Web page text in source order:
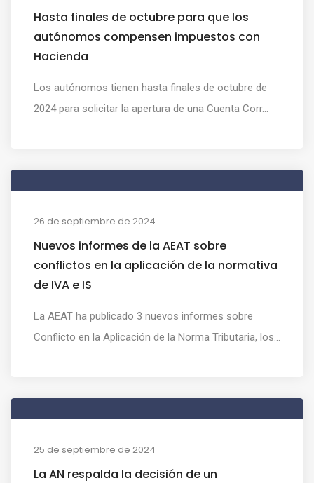
Hasta finales de octubre para que los
autónomos compensen impuestos con
Hacienda
Los autónomos tienen hasta finales de octubre de
2024 para solicitar la apertura de una Cuenta Corr...
26 de septiembre de 2024
Nuevos informes de la AEAT sobre
conflictos en la aplicación de la normativa
de IVA e IS
La AEAT ha publicado 3 nuevos informes sobre
Conflicto en la Aplicación de la Norma Tributaria, los...
25 de septiembre de 2024
La AN respalda la decisión de un